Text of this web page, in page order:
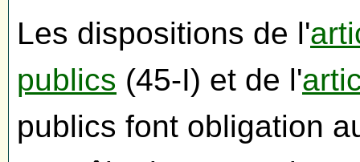
Les dispositions de l'
publics (45-I) et de l'
publics font obligation